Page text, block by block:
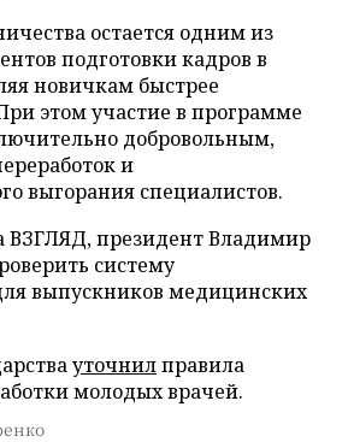
остается одним из
подготовки кадров в
новичкам быстрее
этом участие в программе
добровольным,
и
выгорания специалистов.
ВЗГЛЯД, президент Владимир
систему
выпускников медицинских
уточнилправила
молодых врачей.